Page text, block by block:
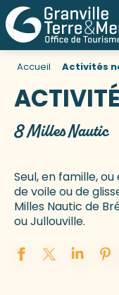
Accueil Activités
8 Milles Nautic
Seul, en famille,
de voile ou de
Milles Nautic de
ou Jullouville.